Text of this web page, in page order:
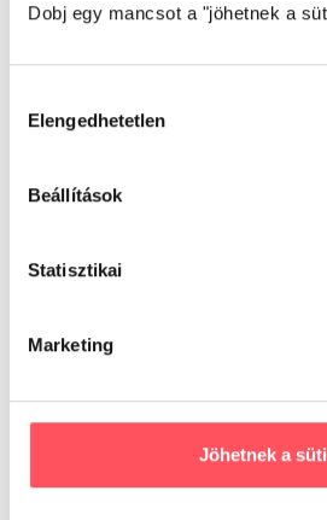
Dobj egy mancsot a "jöhetnek a
kiválasztása
Elengedhetetlen
Beállítások
Statisztikai
Marketing
Jöhetnek a
véleményedet a Petguru